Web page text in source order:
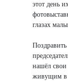
этот день
глазах
нашёл свои
живущим в